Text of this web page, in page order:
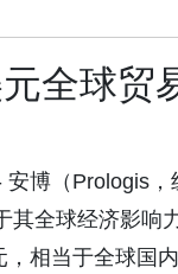
全球贸
安博（Prologis
其全球经济影
相当于全球国